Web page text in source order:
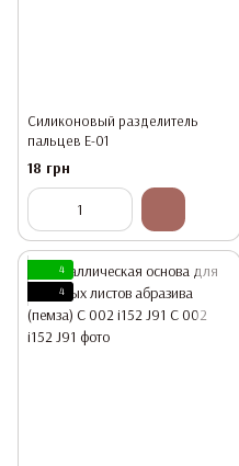
Силиконовый разделитель
пальцев Е-01
18 грн
4
4